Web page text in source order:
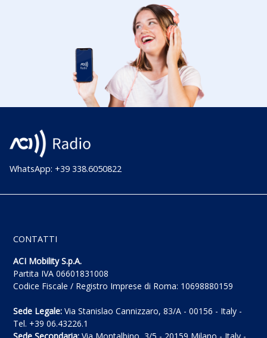
WhatsApp: +39 338.6050822
CONTATTI
ACI Mobility S.p.A.
Partita IVA 06601831008
Codice Fiscale / Registro Imprese di Roma: 10698880159
Sede Legale: Via Stanislao Cannizzaro, 83/A - 00156 - Italy -
Tel. +39 06.43226.1